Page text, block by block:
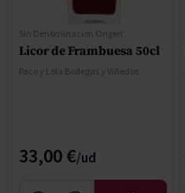
Sin Denominacion Origen
Licor de Frambuesa 50cl
Paco y Lola Bodegas y Viñedos
33,00 €